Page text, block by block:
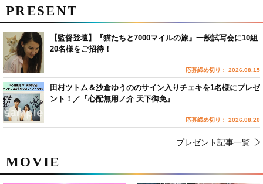
MOVIE
PRESENT
【監督登壇】『猫たちと7000マイルの旅』一般試写会に10組
20名様をご招待！
応募締め切り： 2026.08.15
田村ツトム＆沙倉ゆうののサイン入りチェキを1名様にプレゼ
ント！／『心配無用ノ介 天下御免』
応募締め切り： 2026.08.20
プレゼント記事一覧